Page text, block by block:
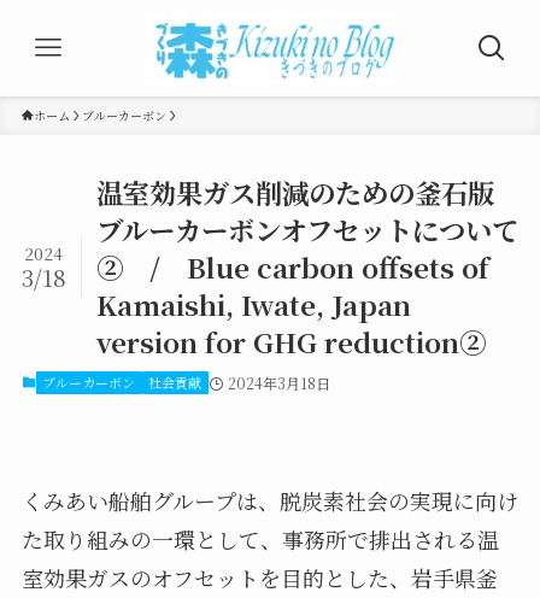
ホーム ブルーカーボン
温室効果ガス削減のための釜石版
ブルーカーボンオフセットについて
② / Blue carbon offsets of
Kamaishi, Iwate, Japan
version for GHG reduction②
2024
3/18
ブルーカーボン 社会貢献 2024年3月18日
くみあい船舶グループは、脱炭素社会の実現に向け
た取り組みの一環として、事務所で排出される温
室効果ガスのオフセットを目的とした、岩手県釜